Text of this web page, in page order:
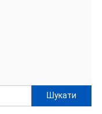
Пошук: